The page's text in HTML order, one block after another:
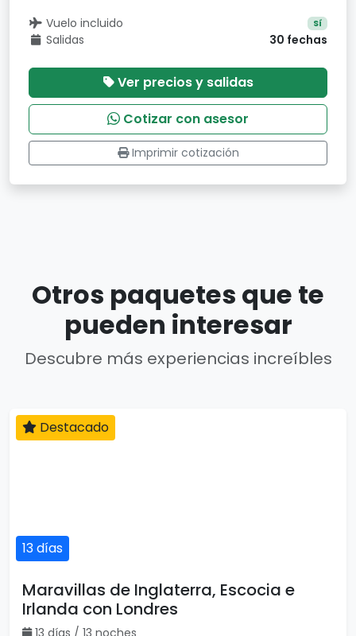
Vuelo incluido Sí
Salidas 30 fechas
Ver precios y salidas
Cotizar con asesor
Imprimir cotización
Otros paquetes que te
pueden interesar
Descubre más experiencias increíbles
13 días
Destacado
Maravillas de Inglaterra, Escocia e
Irlanda con Londres
13 días / 13 noches